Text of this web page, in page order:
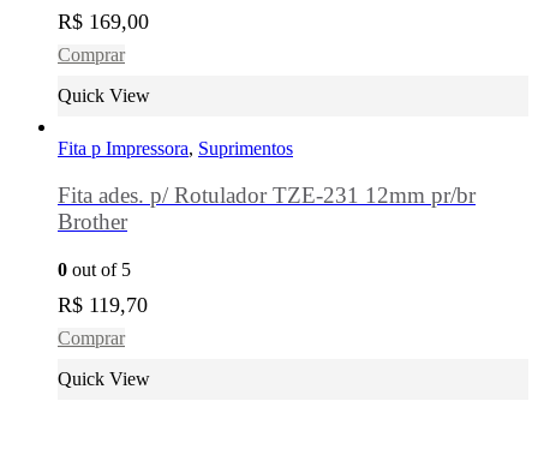
R$ 169,00
Comprar
Quick View
Fita p Impressora, Suprimentos
Fita ades. p/ Rotulador TZE-231 12mm pr/br
Brother
0 out of 5
R$ 119,70
Comprar
Quick View